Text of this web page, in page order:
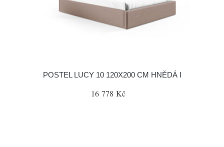
POSTEL LUCY 10 120X200 CM HNĚDÁ I
16 778 Kč